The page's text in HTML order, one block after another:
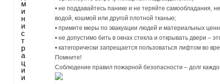
м
и
н
и
с
т
р
а
ц
и
и
• не поддавайтесь панике и не теряйте самообладания,
водой, кошмой или другой плотной тканью;
• примите меры по эвакуации людей и материальных
• не допустимо бить в окнах стекла и открывать двери –
• категорически запрещается пользоваться лифтом во
Помните!
Соблюдение правил пожарной безопасности – долг